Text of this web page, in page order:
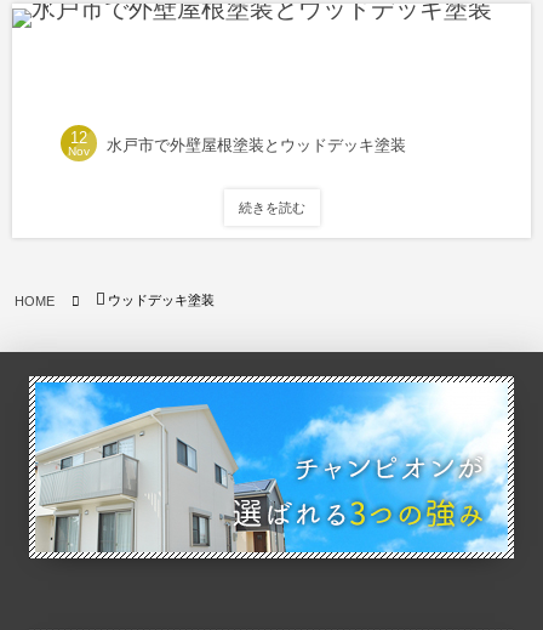
12
Nov 水戸市で外壁屋根塗装とウッドデッキ塗装
続きを読む
HOME ウッドデッキ塗装